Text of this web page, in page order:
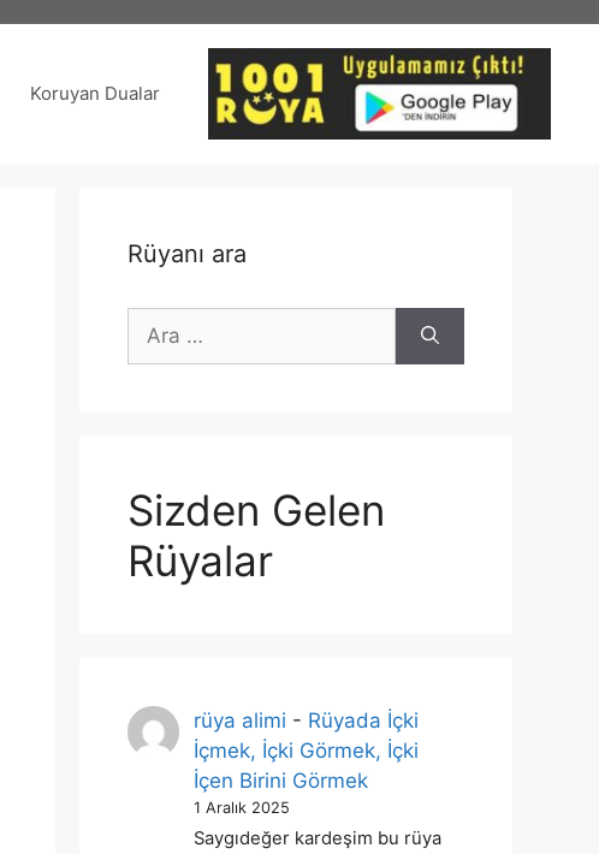
Koruyan Dualar
Rüyanı ara
için
Sizden Gelen
Rüyalar
rüya alimi - Rüyada İçki
İçmek, İçki Görmek, İçki
İçen Birini Görmek
1 Aralık 2025
Saygıdeğer kardeşim bu rüya